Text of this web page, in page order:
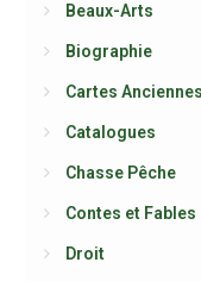
Beaux-Arts
Biographie
Cartes Anciennes
Catalogues
Chasse Pêche
Contes et Fables
Droit